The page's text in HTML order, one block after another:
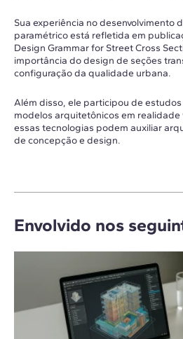
Sua experiência no desenvolvimento
paramétrico está refletida em
Design Grammar for Street Cross
importância do design de seções
configuração da qualidade urbana.
Além disso, ele participou de
modelos arquitetônicos em
essas tecnologias podem auxiliar
de concepção e design.
Envolvido nos